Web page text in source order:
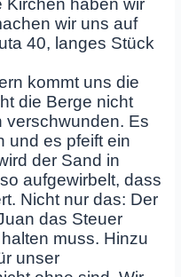
Kirchen haben wir
wir uns auf
40, langes Stück
kommt uns die
die Berge nicht
verschwunden. Es
und es pfeift ein
der Sand in
aufgewirbelt, dass
Nicht nur das: Der
das Steuer
muss. Hinzu
unser